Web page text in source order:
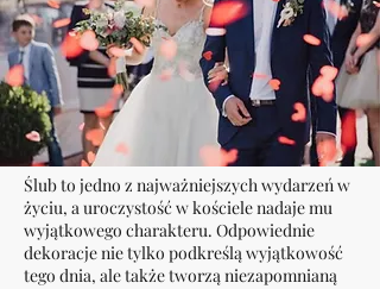
Ślub to jedno z najważniejszych wydarzeń w
życiu, a uroczystość w kościele nadaje mu
wyjątkowego charakteru. Odpowiednie
dekoracje nie tylko podkreślą wyjątkowość
tego dnia, ale także tworzą niezapomnianą